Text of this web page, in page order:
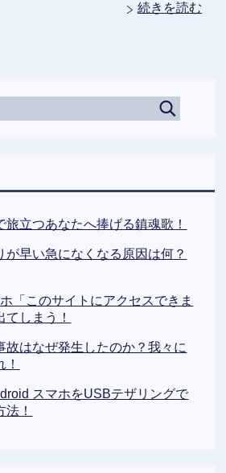
続きを読む
旅立つあなたへ捧げる鎮魂歌！
が早い急になくなる原因は何？
「このサイトにアクセスできま
しまう！
故はなぜ発生したのか？我々に
スマホをUSBテザリングで
！